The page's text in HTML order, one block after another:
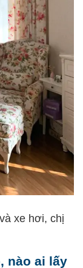
xe hơi, chị
nào ai lấy